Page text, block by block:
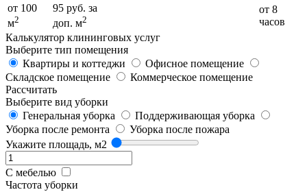
от 100
м2
95 руб. за
доп. м2
от 8
часов
Калькулятор клининговых услуг
Выберите тип помещения
Квартиры и коттеджи
Офисное помещение
Складское помещение
Коммерческое помещение
Рассчитать
Выберите вид уборки
Генеральная уборка
Поддерживающая уборка
Уборка после ремонта
Уборка после пожара
Укажите площадь, м2
С мебелью
Частота уборки